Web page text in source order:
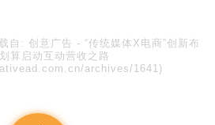
自: 创意广告 - “传统媒体X电商”创新布
算启动互动营收之路
archives/1641)